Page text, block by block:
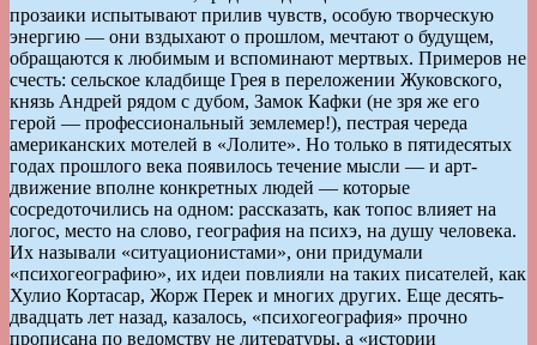
прозаики испытывают прилив чувств, особую творческую
энергию — они вздыхают о прошлом, мечтают о будущем,
обращаются к любимым и вспоминают мертвых. Примеров не
счесть: сельское кладбище Грея в переложении Жуковского,
князь Андрей рядом с дубом, Замок Кафки (не зря же его
герой — профессиональный землемер!), пестрая череда
американских мотелей в «Лолите». Но только в пятидесятых
годах прошлого века появилось течение мысли — и арт-
движение вполне конкретных людей — которые
сосредоточились на одном: рассказать, как топос влияет на
логос, место на слово, география на психэ, на душу человека.
Их называли «ситуационистами», они придумали
«психогеографию», их идеи повлияли на таких писателей, как
Хулио Кортасар, Жорж Перек и многих других. Еще десять-
двадцать лет назад, казалось, «психогеография» прочно
прописана по ведомству не литературы, а «истории